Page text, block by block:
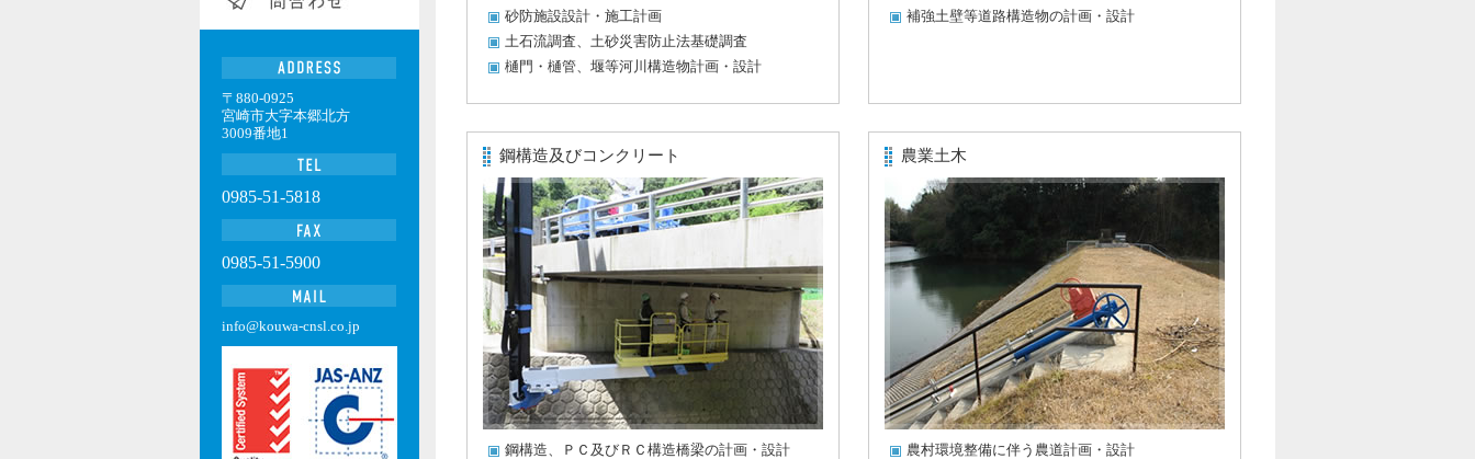
砂防施設設計・施工計画
土石流調査、土砂災害防止法基礎調査
樋門・樋管、堰等河川構造物計画・設計
補強土壁等道路構造物の計画・設計
鋼構造及びコンクリート
鋼構造、ＰＣ及びＲＣ構造橋梁の計画・設計
農業土木
農村環境整備に伴う農道計画・設計
〒880-0925
宮崎市大字本郷北方
3009番地1
0985-51-5818
0985-51-5900
info@kouwa-cnsl.co.jp